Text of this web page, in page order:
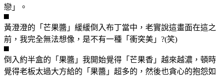
戀」。
黃澄澄的「芒果醬」緩緩倒入布丁當中，老實說這畫面在這之
前，我完全無法想像，是不有一種「衝突美」?(笑)
倒入約半盒的「果醬」我開始覺得「芒果香」越來越濃，頓時
覺得老板太過大方給的「果醬」超多的，然後也貪心的抱怨如